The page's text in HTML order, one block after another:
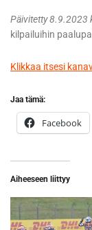
Päivitetty 8.9.2023
kilpailuihin
Klikkaa itsesi
Jaa tämä:
Facebook
Aiheeseen liittyy